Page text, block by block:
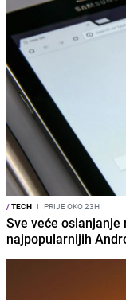
/TECH I PRIJE OKO 23H
Sve veće oslanjanje
najpopularnijih